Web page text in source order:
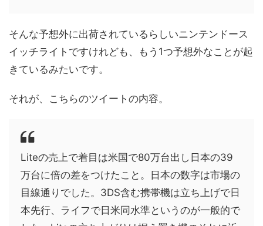
そんな予想外に出荷されているらしいニンテンドース
イッチライトですけれども、もう1つ予想外なことが起
きているみたいです。
それが、こちらのツイートの内容。
Liteの売上で着目は米国で80万台出し日本の39
万台に倍の差をつけたこと。日本の数字は市場の
目線通りでした。3DS含む携帯機は立ち上げで日
本先行、ライフで日米同水準というのが一般的で